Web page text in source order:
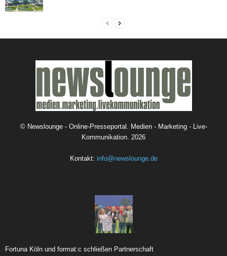
© Newslounge - Online-Presseportal. Medien - Marketing - Live-
Kommunikation. 2026
Kontakt: info@newslounge.de
Fortuna Köln und format:c schließen Partnerschaft